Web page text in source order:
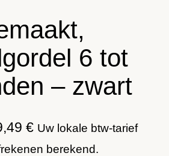
6 tot
– zwart
€P
r
Uw lokale btw-tarief
berekend.